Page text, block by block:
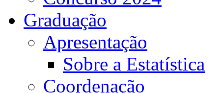
Graduação
Apresentação
Sobre a Estatística
Coordenação